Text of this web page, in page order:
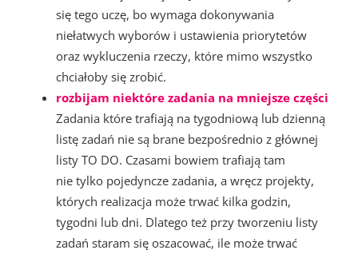
się tego uczę, bo wymaga dokonywania
niełatwych wyborów i ustawienia priorytetów
oraz wykluczenia rzeczy, które mimo wszystko
chciałoby się zrobić.
rozbijam niektóre zadania na mniejsze części
Zadania które trafiają na tygodniową lub dzienną
listę zadań nie są brane bezpośrednio z głównej
listy TO DO. Czasami bowiem trafiają tam
nie tylko pojedyncze zadania, a wręcz projekty,
których realizacja może trwać kilka godzin,
tygodni lub dni. Dlatego też przy tworzeniu listy
zadań staram się oszacować, ile może trwać